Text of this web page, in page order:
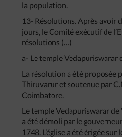
la population.
13- Résolutions. Après avoir
jours, le Comité exécutif de
résolutions (…)
a- Le temple Vedapuriswarar
La résolution a été proposée
Thiruvarur et soutenue par
Coimbatore.
Le temple Vedapuriswarar
a été démoli par le
1748. L’église a été érigée sur